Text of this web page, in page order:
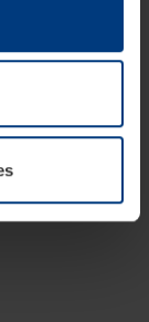
uw
alle andere
Uw
van de